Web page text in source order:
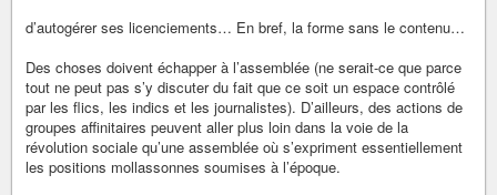
d’autogérer ses licenciements… En bref, la forme sans le contenu…
Des choses doivent échapper à l’assemblée (ne serait-ce que parce
tout ne peut pas s’y discuter du fait que ce soit un espace contrôlé
par les flics, les indics et les journalistes). D’ailleurs, des actions de
groupes affinitaires peuvent aller plus loin dans la voie de la
révolution sociale qu’une assemblée où s’expriment essentiellement
les positions mollassonnes soumises à l’époque.